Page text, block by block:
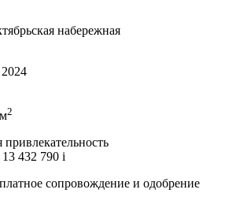
набережная
2
432 790 i
сопровождение и одобрение